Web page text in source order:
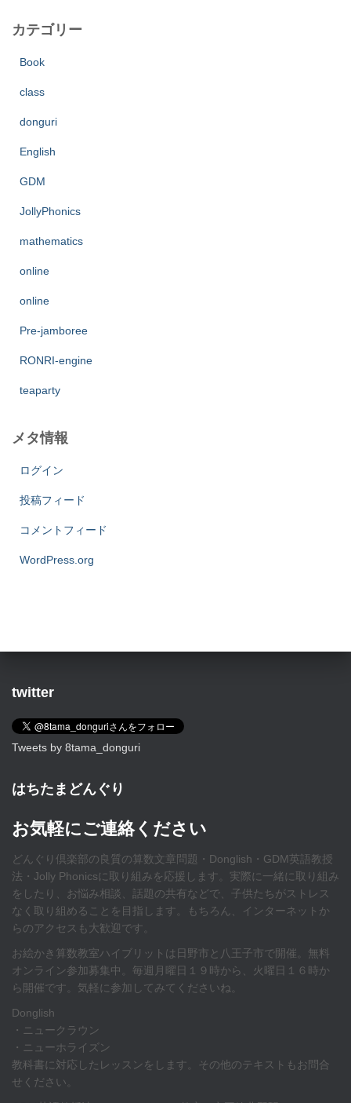
カテゴリー
Book
class
donguri
English
GDM
JollyPhonics
mathematics
online
online
Pre-jamboree
RONRI-engine
teaparty
メタ情報
ログイン
投稿フィード
コメントフィード
WordPress.org
twitter
Tweets by 8tama_donguri
はちたまどんぐり
お気軽にご連絡ください
どんぐり倶楽部の良質の算数文章問題・Donglish・GDM英語教授
法・Jolly Phonicsに取り組みを応援します。実際に一緒に取り組み
をしたり、お悩み相談、話題の共有などで、子供たちがストレス
なく取り組めることを目指します。もちろん、インターネットか
らのアクセスも大歓迎です。
お絵かき算数教室ハイブリットは日野市と八王子市で開催。無料
オンライン参加募集中。毎週月曜日１９時から、火曜日１６時か
ら開催です。気軽に参加してみてくださいね。
Donglish
・ニュークラウン
・ニューホライズン
教科書に対応したレッスンをします。その他のテキストもお問合
せください。